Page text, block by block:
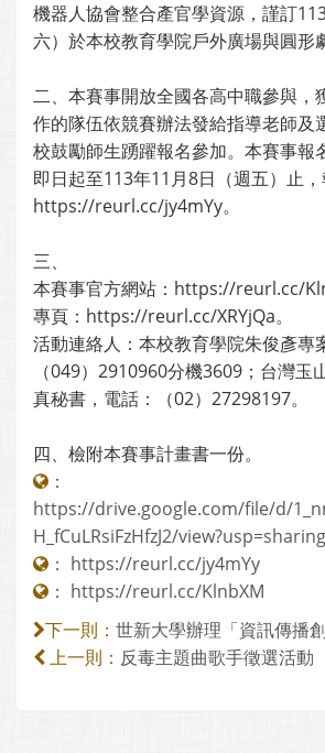
機器人協會整合產官學資源，謹訂
六）於本校教育學院戶外廣場與圓形
二、本賽事開放全國各高中職參與，
作的隊伍依競賽辦法發給指導老師及
校鼓勵師生踴躍報名參加。本賽事報
即日起至113年11月8日（週五）止，
https://reurl.cc/jy4mYy。
三、
本賽事官方網站：https://reurl.cc/
專頁：https://reurl.cc/XRYjQa。
活動連絡人：本校教育學院朱俊彥專
（049）2910960分機3609；台灣玉
真秘書，電話：（02）27298197。
四、檢附本賽事計畫書一份。
：
https://drive.google.com/file/d/
H_fCuLRsiFzHfzJ2/view?usp=sharing
： https://reurl.cc/jy4mYy
： https://reurl.cc/KlnbXM
下一則： 世新大學辦理「資訊傳播
上一則： 反毒主題曲歌手徵選活動